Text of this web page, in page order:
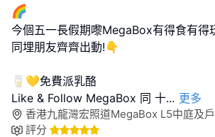
🌈
今個五一長假期嚟MegaBox有得食有得玩,
同埋朋友齊齊出動!👇
🥛💛免費派乳酪
Like & Follow MegaBox 同 十... 更多
香港九龍灣宏照道MegaBox L5中庭及
評分